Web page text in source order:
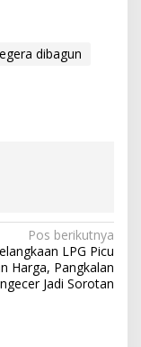
dibagun
Pos berikutnya
LPG Picu
Harga, Pangkalan
Jadi Sorotan